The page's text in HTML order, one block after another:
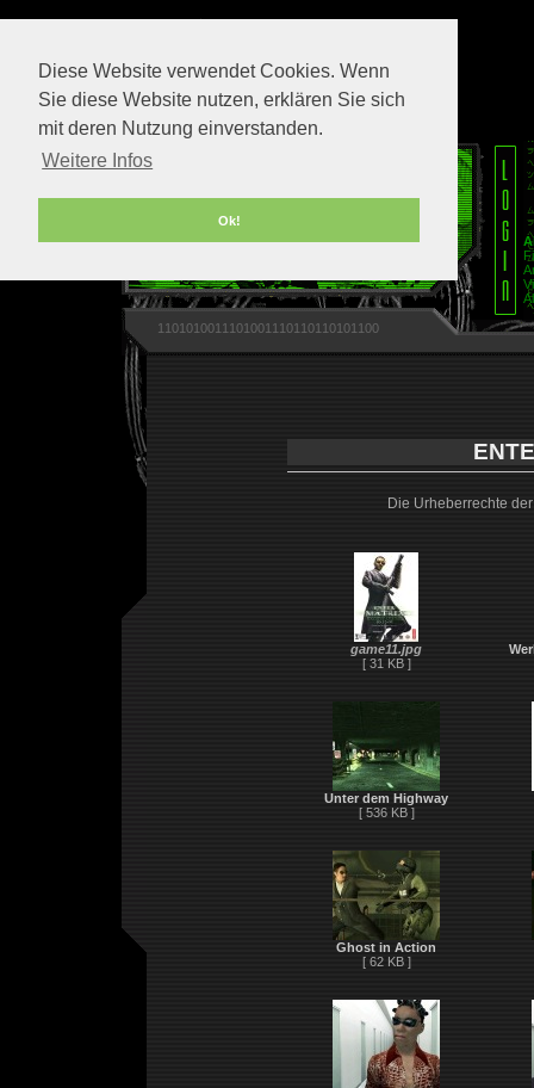
Diese Website verwendet Cookies. Wenn
Sie diese Website nutzen, erklären Sie sich
mit deren Nutzung einverstanden.
Weitere Infos
Ok!
1101010011101001110110110101100
Die Urheberrechte
game11.jpg
[ 31 KB ]
Unter dem Highway
[ 536 KB ]
Ghost in Action
[ 62 KB ]